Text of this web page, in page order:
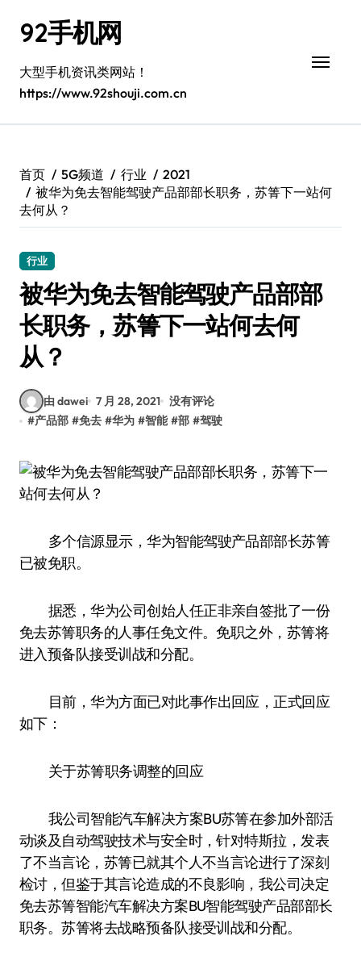
92手机网
大型手机资讯类网站！
https://www.92shouji.com.cn
首页 5G频道 行业
2021
被华为免去智能驾驶产品部部长职务，苏箐下一站何
去何从？
行业
被华为免去智能驾驶产品部部
长职务，苏箐下一站何去何
从？
由 dawei 7 月 28, 2021 没有评论
#产品部 #免去 #华为 #智能 #部 #驾驶
多个信源显示，华为智能驾驶产品部部长苏箐
已被免职。
据悉，华为公司创始人任正非亲自签批了一份
免去苏箐职务的人事任免文件。免职之外，苏箐将
进入预备队接受训战和分配。
目前，华为方面已对此事作出回应，正式回应
如下：
关于苏箐职务调整的回应
我公司智能汽车解决方案BU苏箐在参加外部活
动谈及自动驾驶技术与安全时，针对特斯拉，发表
了不当言论，苏箐已就其个人不当言论进行了深刻
检讨，但鉴于其言论造成的不良影响，我公司决定
免去苏箐智能汽车解决方案BU智能驾驶产品部部长
职务。苏箐将去战略预备队接受训战和分配。